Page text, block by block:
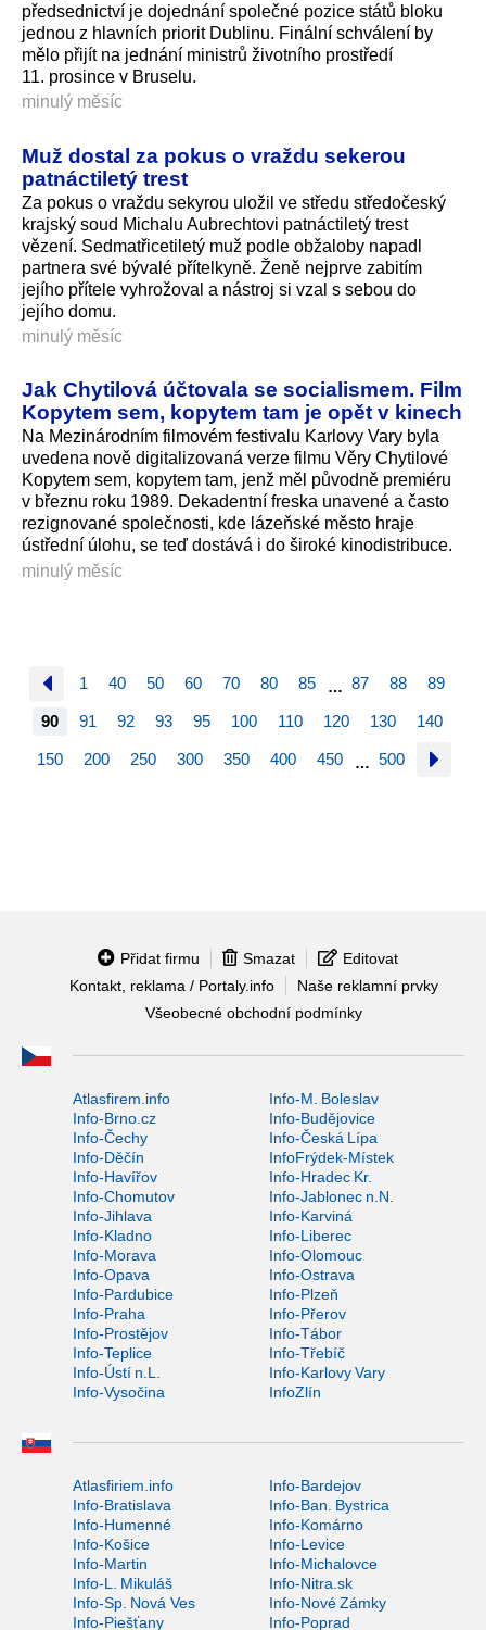
předsednictví je dojednání společné pozice států bloku
jednou z hlavních priorit Dublinu. Finální schválení by
mělo přijít na jednání ministrů životního prostředí
11. prosince v Bruselu.
minulý měsíc
Muž dostal za pokus o vraždu sekerou
patnáctiletý trest
Za pokus o vraždu sekyrou uložil ve středu středočeský
krajský soud Michalu Aubrechtovi patnáctiletý trest
vězení. Sedmatřicetiletý muž podle obžaloby napadl
partnera své bývalé přítelkyně. Ženě nejprve zabitím
jejího přítele vyhrožoval a nástroj si vzal s sebou do
jejího domu.
minulý měsíc
Jak Chytilová účtovala se socialismem. Film
Kopytem sem, kopytem tam je opět v kinech
Na Mezinárodním filmovém festivalu Karlovy Vary byla
uvedena nově digitalizovaná verze filmu Věry Chytilové
Kopytem sem, kopytem tam, jenž měl původně premiéru
v březnu roku 1989. Dekadentní freska unavené a často
rezignované společnosti, kde lázeňské město hraje
ústřední úlohu, se teď dostává i do široké kinodistribuce.
minulý měsíc
1 40 50 60 70 80 85 … 87 88 89
90 91 92 93 95 100 110 120 130 140
150 200 250 300 350 400 450 … 500
Přidat firmu Smazat
Editovat
Kontakt, reklama / Portaly.info
Naše reklamní prvky
Všeobecné obchodní podmínky
Atlasfirem.info
Info-M. Boleslav
Info-Brno.cz
Info-Budějovice
Info-Čechy
Info-Česká Lípa
Info-Děčín
InfoFrýdek-Místek
Info-Havířov
Info-Hradec Kr.
Info-Chomutov
Info-Jablonec n.N.
Info-Jihlava
Info-Karviná
Info-Kladno
Info-Liberec
Info-Morava
Info-Olomouc
Info-Opava
Info-Ostrava
Info-Pardubice
Info-Plzeň
Info-Praha
Info-Přerov
Info-Prostějov
Info-Tábor
Info-Teplice
Info-Třebíč
Info-Ústí n.L.
Info-Karlovy Vary
Info-Vysočina
InfoZlín
Atlasfiriem.info
Info-Bardejov
Info-Bratislava
Info-Ban. Bystrica
Info-Humenné
Info-Komárno
Info-Košice
Info-Levice
Info-Martin
Info-Michalovce
Info-L. Mikuláš
Info-Nitra.sk
Info-Sp. Nová Ves
Info-Nové Zámky
Info-Piešťany
Info-Poprad